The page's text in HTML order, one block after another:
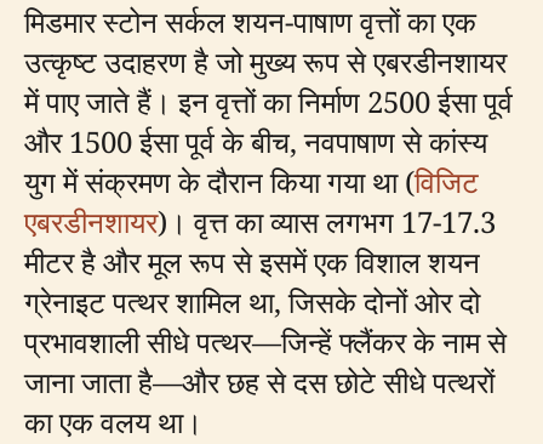
मिडमार स्टोन सर्कल शयन-पाषाण वृत्तों का एक
उत्कृष्ट उदाहरण है जो मुख्य रूप से एबरडीनशायर
में पाए जाते हैं। इन वृत्तों का निर्माण 2500 ईसा पूर्व
और 1500 ईसा पूर्व के बीच, नवपाषाण से कांस्य
युग में संक्रमण के दौरान किया गया था (विजिट
एबरडीनशायर)। वृत्त का व्यास लगभग 17-17.3
मीटर है और मूल रूप से इसमें एक विशाल शयन
ग्रेनाइट पत्थर शामिल था, जिसके दोनों ओर दो
प्रभावशाली सीधे पत्थर—जिन्हें फ्लैंकर के नाम से
जाना जाता है—और छह से दस छोटे सीधे पत्थरों
का एक वलय था।